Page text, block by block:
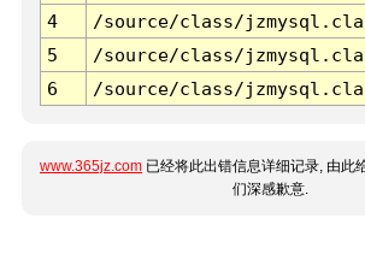
4
/source/class/
5
/source/class/
6
/source/class/
www.365jz.com 已经将此出错信息详细记录, 由此
们深感歉意.